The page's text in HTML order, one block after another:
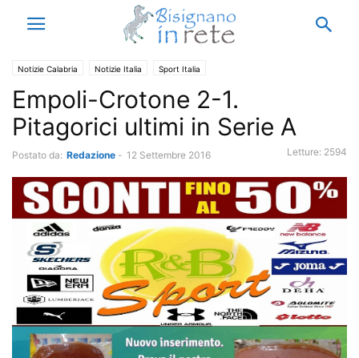
Notizie Calabria Notizie Italia Sport Italia
Empoli-Crotone 2-1.
Pitagorici ultimi in Serie A
Postato da: Redazione - 12 Settembre 2016 Letture: 2594